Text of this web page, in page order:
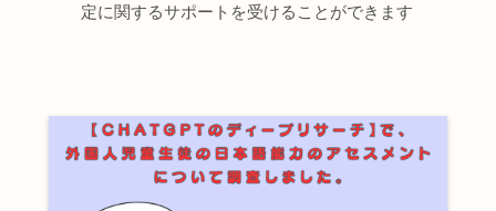
定に関するサポートを受けることができます